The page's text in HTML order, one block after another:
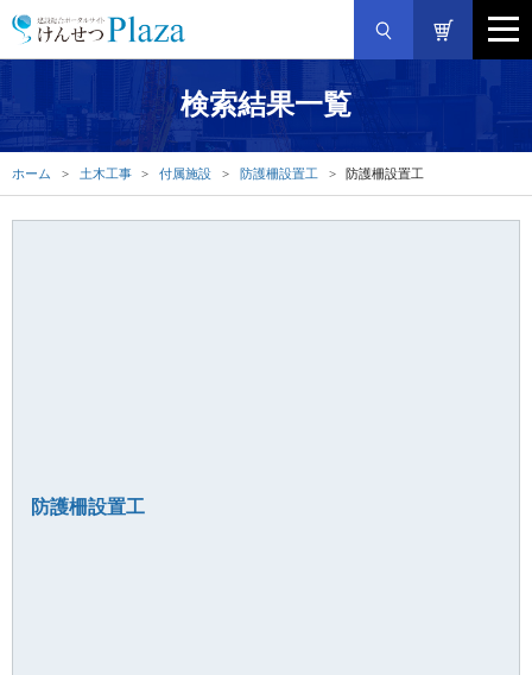
検索結果一覧
ホーム 土木工事 付属施設 防護柵設置工 防護柵設置工
防護柵設置工